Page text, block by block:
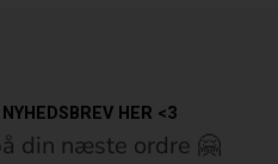
HER <3
din næste ordre 🤗